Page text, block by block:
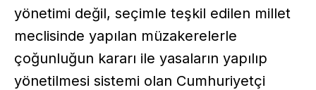
yönetimi değil, seçimle teşkil edilen millet
meclisinde yapılan müzakerelerle
çoğunluğun kararı ile yasaların yapılıp
yönetilmesi sistemi olan Cumhuriyetçi